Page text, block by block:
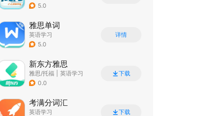
5.0
雅思单词
英语学习
5.0
详情
新东方雅思
雅思/托福
英语学习
0.0
下载
考满分词汇
英语学习
下载